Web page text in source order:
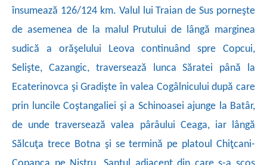
însumează 126/124 km. Valul lui Traian de Sus porneşte
de asemenea de la malul Prutului de lângă marginea
sudică a orăşelului Leova continuând spre Copcui,
Selişte, Cazangic, traversează lunca Săratei până la
Ecaterinovca şi Gradişte în valea Cogâlnicului după care
prin luncile Coştangaliei şi a Schinoasei ajunge la Batâr,
de unde traversează valea pârâului Ceaga, iar lângă
Sălcuţa trece Botna şi se termină pe platoul Chiţcani-